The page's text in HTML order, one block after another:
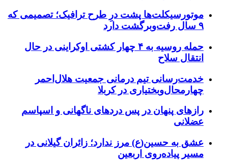
موتورسیکلت‌ها پشت درِ طرح ترافیک؛ تصمیمی که
۹ سال رفت‌وبرگشت دارد
حمله روسیه به ۴ چهار کشتی اوکراینی در حال
انتقال سلاح
خدمت‌رسانی تیم درمانی جمعیت هلال‌احمر
چهارمحال‌وبختیاری در کربلا
رازهای پنهان در پس دردهای ناگهانی و اسپاسم
عضلانی
عشق به حسین(ع) مرز ندارد؛ زائران گیلانی در
مسیر پیاده‌روی اربعین